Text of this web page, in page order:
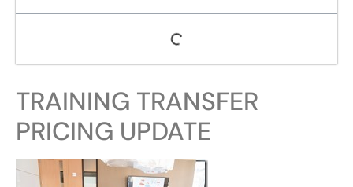
TRAINING TRANSFER
PRICING UPDATE